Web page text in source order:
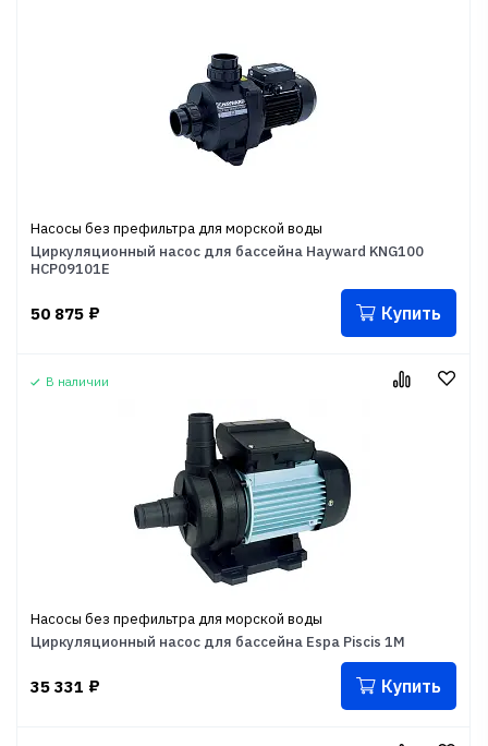
Насосы без префильтра для морской воды
Циркуляционный насос для бассейна Hayward KNG100
HCP09101E
50 875 ₽ Купить
В наличии
Насосы без префильтра для морской воды
Циркуляционный насос для бассейна Espa Piscis 1M
35 331 ₽ Купить